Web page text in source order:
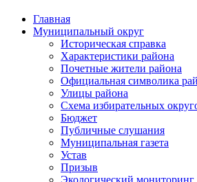
Главная
Муниципальный округ
Историческая справка
Характеристики района
Почетные жители района
Официальная символика
Улицы района
Схема избирательных
Бюджет
Публичные слушания
Муниципальная газета
Устав
Призыв
Экологический мониторинг